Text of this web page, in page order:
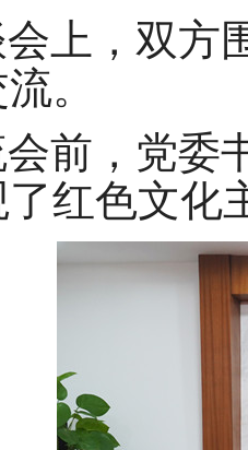
会上，双方
。
前，党委
红色文化